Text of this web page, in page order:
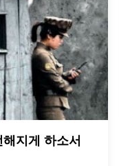
지게 하소서